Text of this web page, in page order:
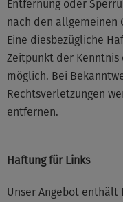
Entfernung oder
nach den allgemeinen
Eine diesbezügliche
Zeitpunkt der
möglich. Bei
Rechtsverletzungen
entfernen.
Haftung für Links
Unser Angebot enthält